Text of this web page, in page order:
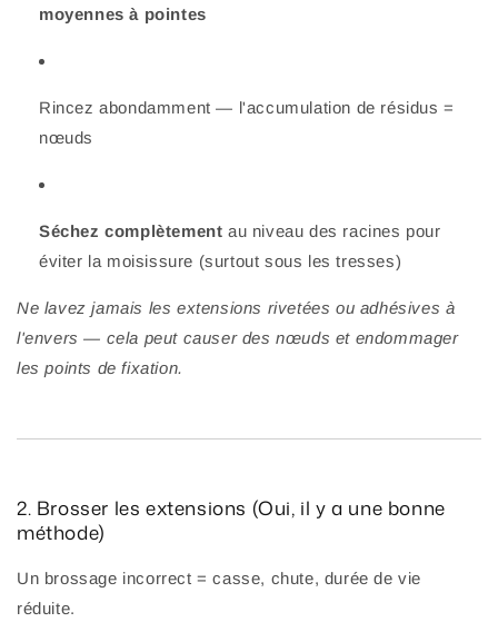
moyennes à pointes
Rincez abondamment — l'accumulation de résidus =
nœuds
Séchez complètement au niveau des racines pour
éviter la moisissure (surtout sous les tresses)
Ne lavez jamais les extensions rivetées ou adhésives à
l'envers — cela peut causer des nœuds et endommager
les points de fixation.
2. Brosser les extensions (Oui, il y a une bonne
méthode)
Un brossage incorrect = casse, chute, durée de vie
réduite.